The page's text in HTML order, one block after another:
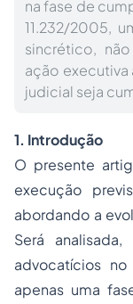
na fase de
11.232/2005,
sincrético,
ação
judicial seja
1. Introdução
O presente
execução
abordando a
Será
advocatícios
apenas uma